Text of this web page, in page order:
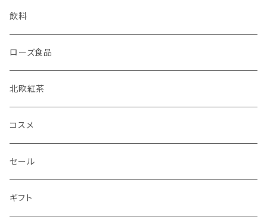
飲料
ローズ食品
北欧紅茶
コスメ
セール
ギフト